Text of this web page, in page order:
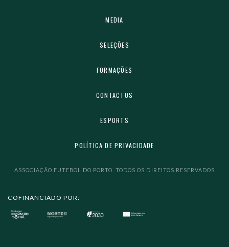
MEDIA
SELEÇÕES
FORMAÇÕES
CONTACTOS
ESPORTS
POLÍTICA DE PRIVACIDADE
ASSOCIAÇÃO FUTEBOL DO PORTO. TODOS OS DIREITOS RESERVADOS
COFINANCIADO POR: